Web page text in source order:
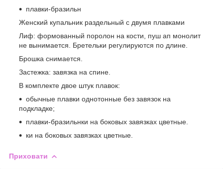
плавки-бразильн
Женский купальник раздельный с двумя плавками
Лиф: формованный поролон на кости, пуш ап монолит
не вынимается. Бретельки регулируются по длине.
Брошка снимается.
Застежка: завязка на спине.
В комплекте двое штук плавок:
обычные плавки однотонные без завязок на
подкладке;
плавки-бразильнки на боковых завязках цветные.
ки на боковых завязках цветные.
Приховати